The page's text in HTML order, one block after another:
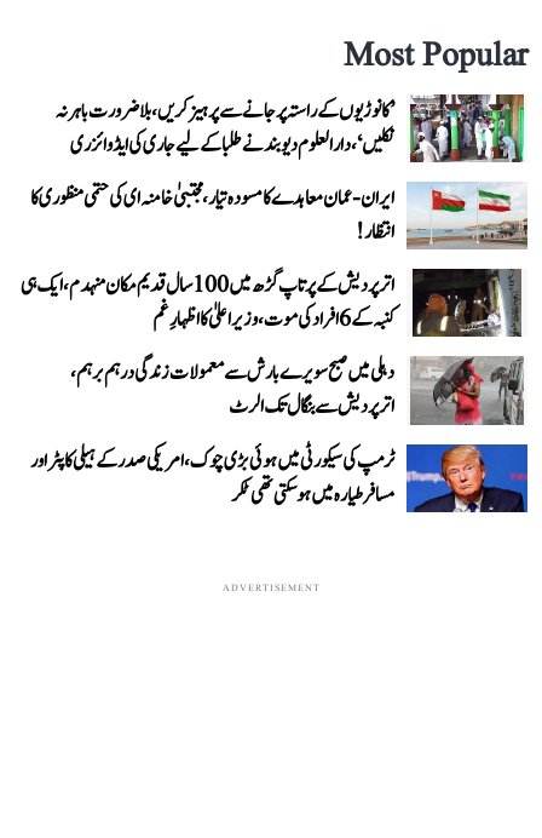
Most Popular
’کانوڑیوں کے راستہ پر جانے سے پرہیز کریں، بلاضرورت باہر نہ
نکلیں‘، دارالعلوم دیوبند نے طلبا کے لیے جاری کی ایڈوائزری
ایران-عمان معاہدے کا مسودہ تیار، مجتبیٰ خامنہ ای کی حتمی منظوری کا
انتظار!
اتر پردیش کے پرتاپ گڑھ میں 100 سال قدیم مکان منہدم، ایک ہی
کنبہ کے 6 افراد کی موت، وزیر اعلیٰ کا اظہارِ غم
دہلی میں صبح سویرے بارش سے معمولات زندگی درہم برہم،
اترپردیش سے بنگال تک الرٹ
ٹرمپ کی سیکورٹی میں ہوئی بڑی چوک، امریکی صدر کے ہیلی کاپٹر اور
مسافر طیارہ میں ہو سکتی تھی ٹکر
ADVERTISEMENT